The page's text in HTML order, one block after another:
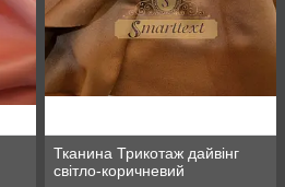
Тканина Трикотаж дайвінг
світло-коричневий